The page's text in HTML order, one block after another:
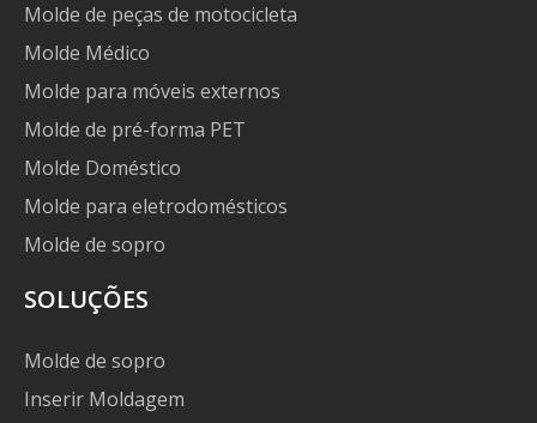
Molde de peças de motocicleta
Molde Médico
Molde para móveis externos
Molde de pré-forma PET
Molde Doméstico
Molde para eletrodomésticos
Molde de sopro
SOLUÇÕES
Molde de sopro
Inserir Moldagem